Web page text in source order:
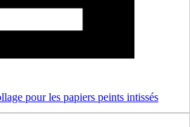
pour les papiers peints intissés